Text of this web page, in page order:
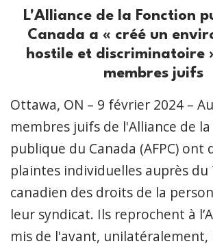
L'Alliance de la Fonction
Canada a « créé un
hostile et discriminatoire
membres juifs
Ottawa, ON – 9 février 2024 –
membres juifs de l'Alliance de
publique du Canada (AFPC) ont
plaintes individuelles auprès du
canadien des droits de la
leur syndicat. Ils reprochent à
mis de l'avant,